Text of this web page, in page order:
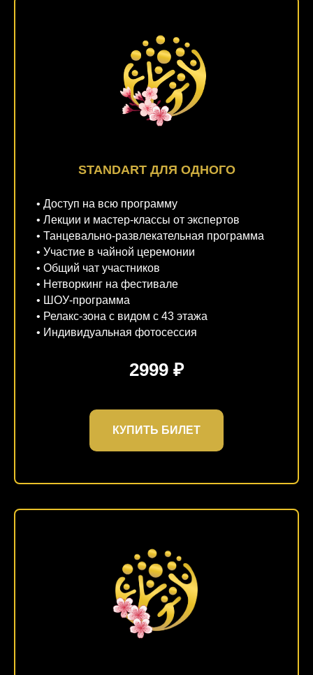
STANDART ДЛЯ ОДНОГО
• Доступ на всю программу
• Лекции и мастер-классы от экспертов
• Танцевально-развлекательная программа
• Участие в чайной церемонии
• Общий чат участников
• Нетворкинг на фестивале
• ШОУ-программа
• Релакс-зона с видом с 43 этажа
• Индивидуальная фотосессия
2999 ₽
КУПИТЬ БИЛЕТ